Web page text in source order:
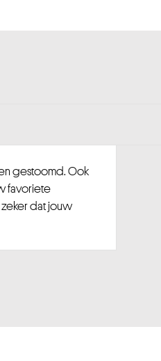
gestoomd. Ook
favoriete
dat jouw